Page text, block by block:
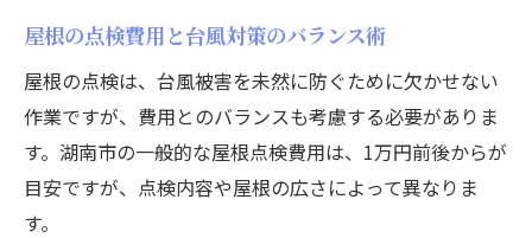
屋根の点検費用と台風対策のバランス術
屋根の点検は、台風被害を未然に防ぐために欠かせない
作業ですが、費用とのバランスも考慮する必要がありま
す。湖南市の一般的な屋根点検費用は、1万円前後からが
目安ですが、点検内容や屋根の広さによって異なりま
す。